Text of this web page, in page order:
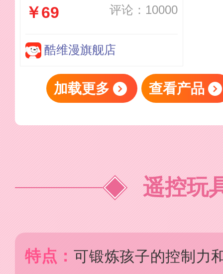
人武术爱好收藏器具 男孩
者大号
￥69 评论：10000
酷维漫旗舰店
加载更多 查看产品
遥控玩
特点：可锻炼孩子的控制力